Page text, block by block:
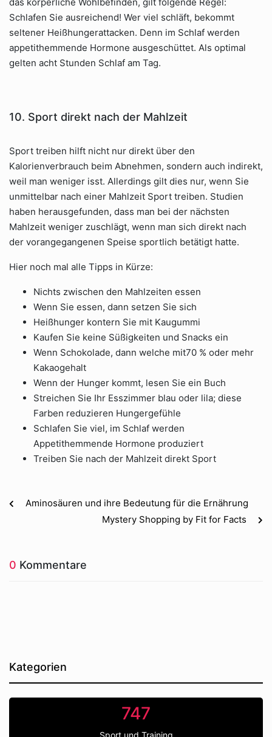
Schlafen Sie ausreichend! Wer viel schläft, bekommt
seltener Heißhungerattacken. Denn im Schlaf werden
appetithemmende Hormone ausgeschüttet. Als optimal
gelten acht Stunden Schlaf am Tag.
10. Sport direkt nach der Mahlzeit
Sport treiben hilft nicht nur direkt über den
Kalorienverbrauch beim Abnehmen, sondern auch indirekt,
weil man weniger isst. Allerdings gilt dies nur, wenn Sie
unmittelbar nach einer Mahlzeit Sport treiben. Studien
haben herausgefunden, dass man bei der nächsten
Mahlzeit weniger zuschlägt, wenn man sich direkt nach
der vorangegangenen Speise sportlich betätigt hatte.
Hier noch mal alle Tipps in Kürze:
Nichts zwischen den Mahlzeiten essen
Wenn Sie essen, dann setzen Sie sich
Heißhunger kontern Sie mit Kaugummi
Kaufen Sie keine Süßigkeiten und Snacks ein
Wenn Schokolade, dann welche mit70 % oder mehr
Kakaogehalt
Wenn der Hunger kommt, lesen Sie ein Buch
Streichen Sie Ihr Esszimmer blau oder lila; diese
Farben reduzieren Hungergefühle
Schlafen Sie viel, im Schlaf werden
Appetithemmende Hormone produziert
Treiben Sie nach der Mahlzeit direkt Sport
Aminosäuren und ihre Bedeutung für die Ernährung
Mystery Shopping by Fit for Facts
0 Kommentare
Kategorien
747
Sport und Training